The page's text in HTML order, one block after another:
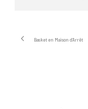
Basket en Maison d’Arrêt